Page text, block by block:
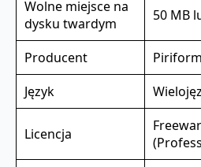
Wolne miejsce na
dysku twardym
50 MB
Producent
Język
Licencja